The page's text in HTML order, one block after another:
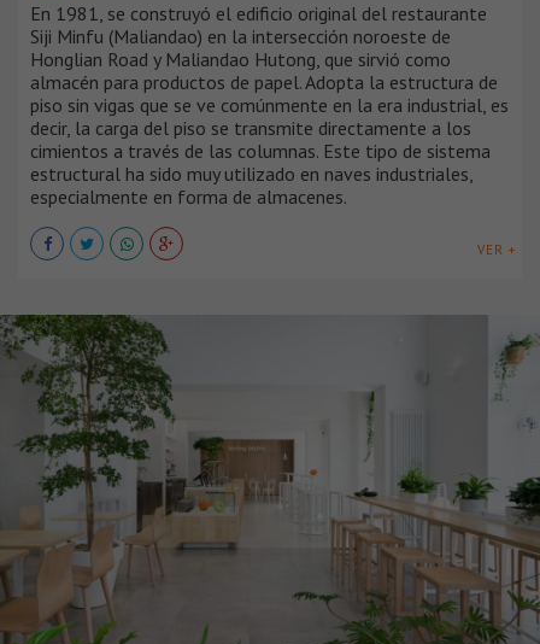
En 1981, se construyó el edificio original del restaurante
Siji Minfu (Maliandao) en la intersección noroeste de
Honglian Road y Maliandao Hutong, que sirvió como
almacén para productos de papel. Adopta la estructura de
piso sin vigas que se ve comúnmente en la era industrial, es
decir, la carga del piso se transmite directamente a los
cimientos a través de las columnas. Este tipo de sistema
estructural ha sido muy utilizado en naves industriales,
especialmente en forma de almacenes.
VER +